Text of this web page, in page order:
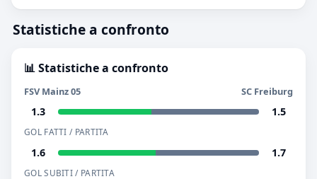
Statistiche a confronto
📊 Statistiche a confronto
FSV Mainz 05 SC Freiburg
1.3 1.5
GOL FATTI / PARTITA
1.6 1.7
GOL SUBITI / PARTITA